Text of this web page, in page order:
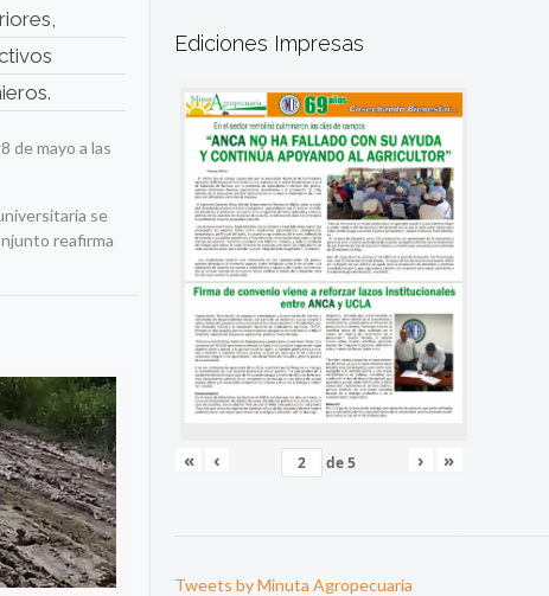
de mayo a las
se
reafirma
Ediciones Impresas
« ‹ de5 › »
Tweets by Minuta Agropecuaria